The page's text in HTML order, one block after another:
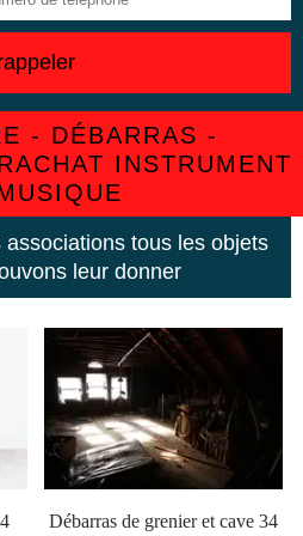
- DÉBARRAS -
INSTRUMENT
tous les objets
leur donner
Débarras de grenier et cave 34